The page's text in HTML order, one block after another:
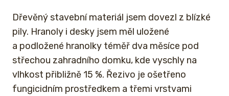
Dřevěný stavební materiál jsem dovezl z blízké
pily. Hranoly i desky jsem měl uložené
a podložené hranolky téměř dva měsíce pod
střechou zahradního domku, kde vyschly na
vlhkost přibližně 15 %. Řezivo je ošetřeno
fungicidním prostředkem a třemi vrstvami